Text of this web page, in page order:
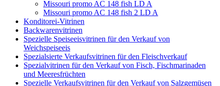
Missouri promo AC 148 fish LD A
Missouri promo AC 148 fish 2 LD A
Konditorei-Vitrinen
Backwarenvitrinen
Spezielle Speiseeisvitrinen für den Verkauf von
Weichspeiseeis
Spezialsierte Verkaufsvitrinen für den Fleischverkauf
Spezialvitrinen für den Verkauf von Fisch, Fischmarinaden
und Meeresfrüchten
Spezielle Verkaufsvitrinen für den Verkauf von Salzgemüsen